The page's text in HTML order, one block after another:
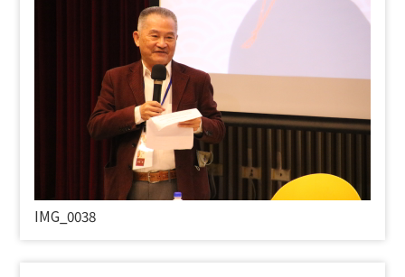
IMG_0038